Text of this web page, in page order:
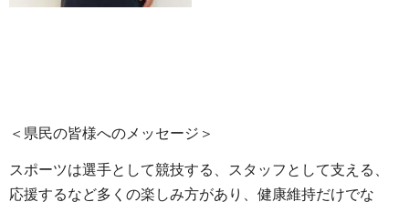
＜県民の皆様へのメッセージ＞
スポーツは選手として競技する、スタッフとして支える、
応援するなど多くの楽しみ方があり、健康維持だけでな